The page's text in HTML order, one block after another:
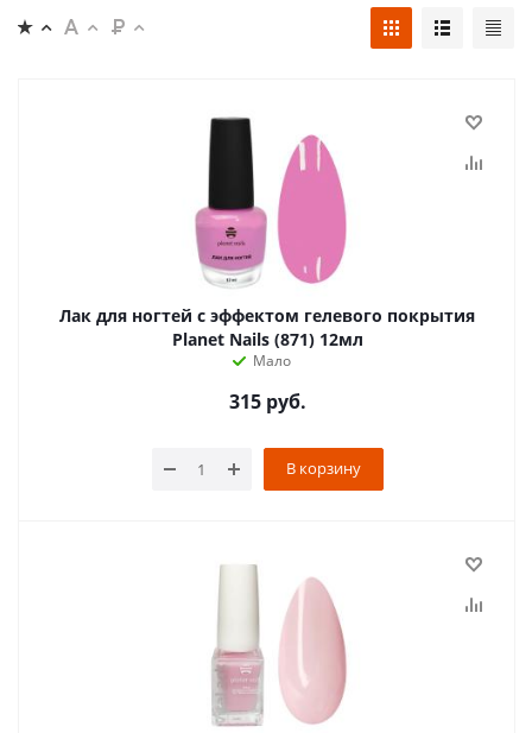
Лак для ногтей с эффектом гелевого покрытия
Planet Nails (871) 12мл
Мало
315руб.
В корзину